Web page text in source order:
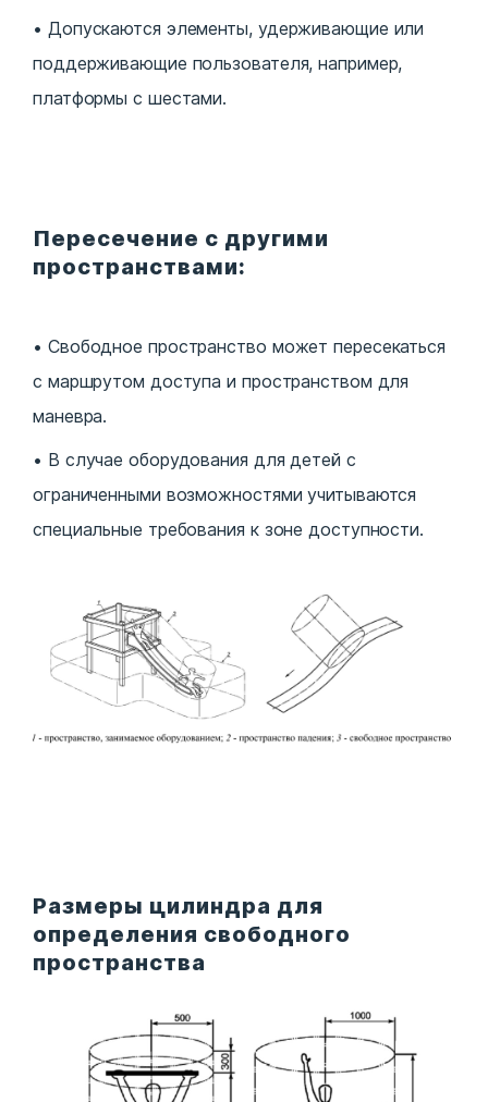
Допускаются элементы, удерживающие или
поддерживающие пользователя, например,
платформы с шестами.
Пересечение с другими
пространствами:
Свободное пространство может пересекаться
с маршрутом доступа и пространством для
маневра.
В случае оборудования для детей с
ограниченными возможностями учитываются
специальные требования к зоне доступности.
Размеры цилиндра для
определения свободного
пространства